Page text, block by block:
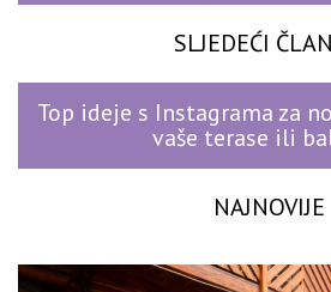
SLJEDEĆI
Top ideje s Instagrama za
vaše terase ili
NAJNOVIJE